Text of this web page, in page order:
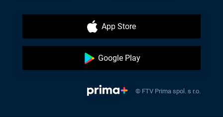
App Store
Google Play
© FTV Prima spol. s r.o.